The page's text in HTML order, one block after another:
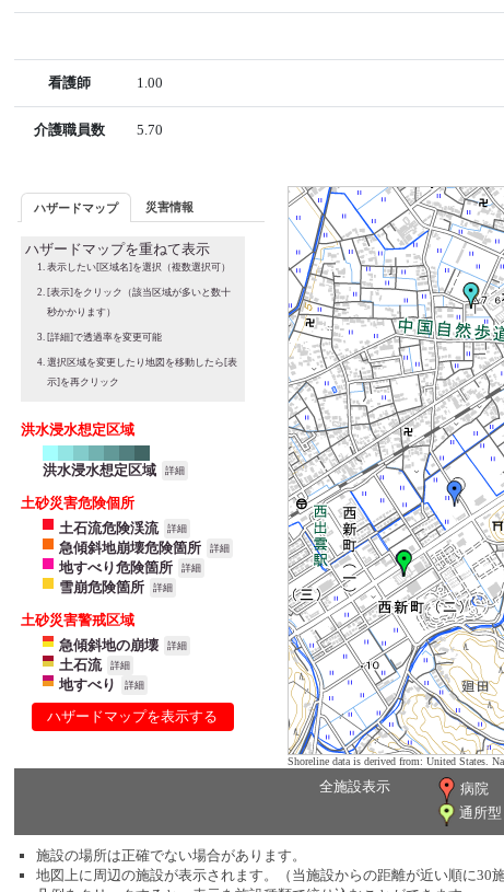
看護師 1.00
介護職員数 5.70
ハザードマップ 災害情報
ハザードマップを重ねて表示
表示したい[区域名]を選択（複数選択可）
[表示]をクリック（該当区域が多いと数十
秒かかります）
[詳細]で透過率を変更可能
選択区域を変更したり地図を移動したら[表
示]を再クリック
洪水浸水想定区域
洪水浸水想定区域 詳細
土砂災害危険個所
土石流危険渓流
詳細
急傾斜地崩壊危険箇所 詳細
地すべり危険箇所 詳細
雪崩危険箇所 詳細
土砂災害警戒区域
急傾斜地の崩壊
詳細
土石流 詳細
地すべり 詳細
ハザードマップを表示する
Shoreline data is derived from: United States.
全施設表示 病院
通所型
施設の場所は正確でない場合があります。
地図上に周辺の施設が表示されます。（当施設からの距離が近い順に30施